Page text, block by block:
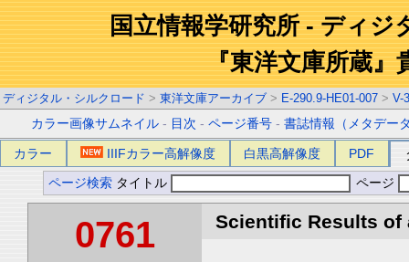
国立情報学研究所 - ディジ
『東洋文庫所蔵』
ディジタル・シルクロード > 東洋文庫アーカイブ > E-290.9-HE01-007 > V-3
カラー画像サムネイル - 目次 -ページ番号 -書誌情報（メタデー
カラー IIIFカラー高解像度 白黒高解像度 PDF
ページ検索 タイトル ページ
0761 Scientific Results of